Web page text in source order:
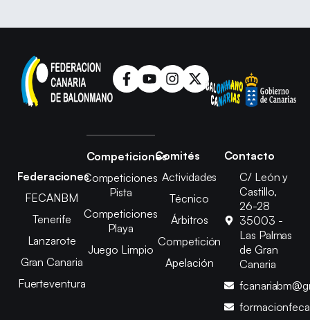
Federaciones
FECANBM
Tenerife
Lanzarote
Gran Canaria
Fuerteventura
Competiciones
Competiciones
Pista
Competiciones
Playa
Juego Limpio
Comités
Actividades
Técnico
Árbitros
Competición
Apelación
Contacto
C/ León y
Castillo,
26-28
35003 -
Las Palmas
de Gran
Canaria